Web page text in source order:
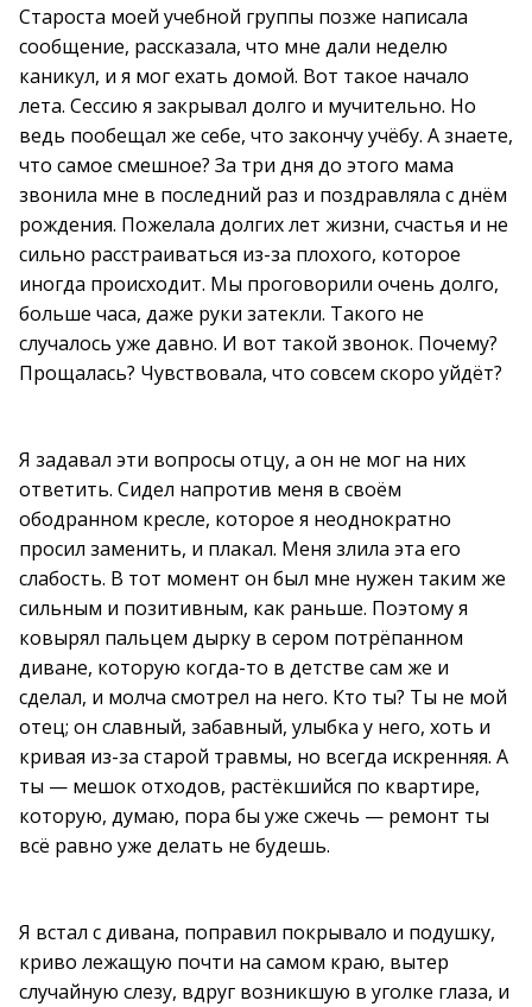
Староста моей учебной группы позже написала
сообщение, рассказала, что мне дали неделю
каникул, и я мог ехать домой. Вот такое начало
лета. Сессию я закрывал долго и мучительно. Но
ведь пообещал же себе, что закончу учёбу. А знаете,
что самое смешное? За три дня до этого мама
звонила мне в последний раз и поздравляла с днём
рождения. Пожелала долгих лет жизни, счастья и не
сильно расстраиваться из-за плохого, которое
иногда происходит. Мы проговорили очень долго,
больше часа, даже руки затекли. Такого не
случалось уже давно. И вот такой звонок. Почему?
Прощалась? Чувствовала, что совсем скоро уйдёт?
Я задавал эти вопросы отцу, а он не мог на них
ответить. Сидел напротив меня в своём
ободранном кресле, которое я неоднократно
просил заменить, и плакал. Меня злила эта его
слабость. В тот момент он был мне нужен таким же
сильным и позитивным, как раньше. Поэтому я
ковырял пальцем дырку в сером потрёпанном
диване, которую когда-то в детстве сам же и
сделал, и молча смотрел на него. Кто ты? Ты не мой
отец; он славный, забавный, улыбка у него, хоть и
кривая из-за старой травмы, но всегда искренняя. А
ты — мешок отходов, растёкшийся по квартире,
которую, думаю, пора бы уже сжечь — ремонт ты
всё равно уже делать не будешь.
Я встал с дивана, поправил покрывало и подушку,
криво лежащую почти на самом краю, вытер
случайную слезу, вдруг возникшую в уголке глаза, и